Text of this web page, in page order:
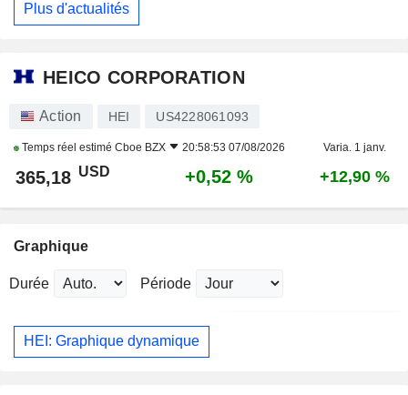
Plus d'actualités
HEICO CORPORATION
Action HEI US4228061093
Temps réel estimé Cboe BZX 20:58:53 07/08/2026 Varia. 1 janv.
365,18 USD +0,52 % +12,90 %
Graphique
Durée Période
HEI: Graphique dynamique